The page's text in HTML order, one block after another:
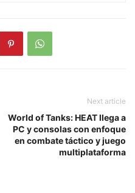
Next article
World of Tanks: HEAT llega a
PC y consolas con enfoque
en combate táctico y juego
multiplataforma